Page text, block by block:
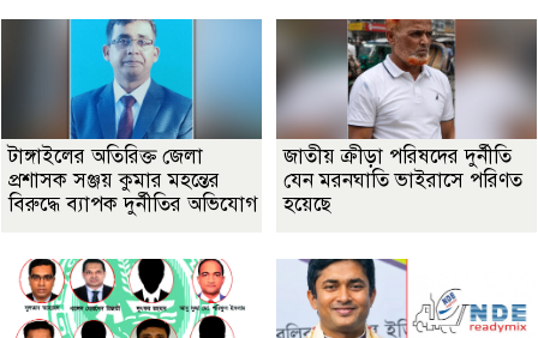
টাঙ্গাইলের অতিরিক্ত জেলা
প্রশাসক সঞ্জয় কুমার মহন্তের
বিরুদ্ধে ব্যাপক দুর্নীতির অভিযোগ
জাতীয় ক্রীড়া পরিষদের দুর্নীতি
যেন মরনঘাতি ভাইরাসে পরিণত
হয়েছে